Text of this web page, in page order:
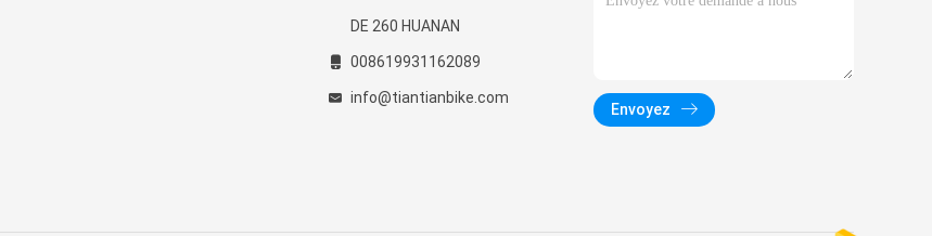
DE 260 HUANAN
008619931162089
info@tiantianbike.com
Envoyez